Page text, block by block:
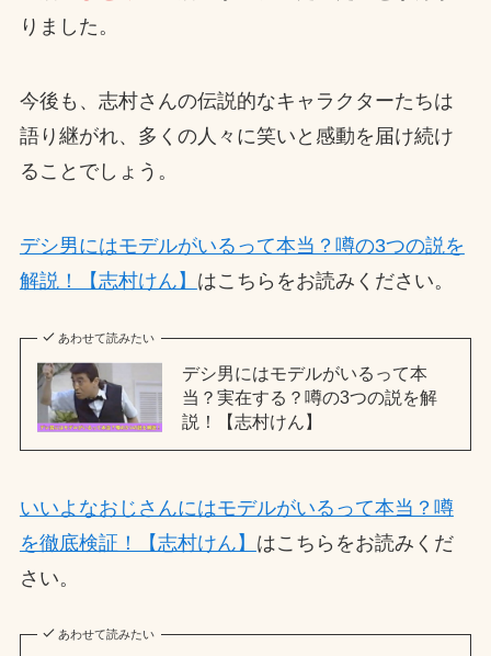
りました。
今後も、志村さんの伝説的なキャラクターたちは
語り継がれ、多くの人々に笑いと感動を届け続け
ることでしょう。
デシ男にはモデルがいるって本当？噂の3つの説を
解説！【志村けん】 はこちらをお読みください。
あわせて読みたい
デシ男にはモデルがいるって本
当？実在する？噂の3つの説を解
説！【志村けん】
いいよなおじさんにはモデルがいるって本当？噂
を徹底検証！【志村けん】 はこちらをお読みくだ
さい。
あわせて読みたい